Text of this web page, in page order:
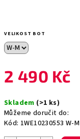
VELIKOST BOT
2 490 Kč
cena:
Skladem (>1 ks)
Můžeme doručit do:
Kód: 1WE10230553 W-M